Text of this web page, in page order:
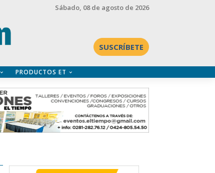
Sábado, 08 de agosto de 2026
SUSCRÍBETE
PRODUCTOS ET